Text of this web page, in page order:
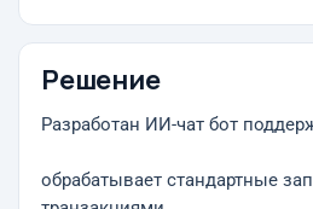
Решение
Разработан ИИ-чат бот
обрабатывает стандартные